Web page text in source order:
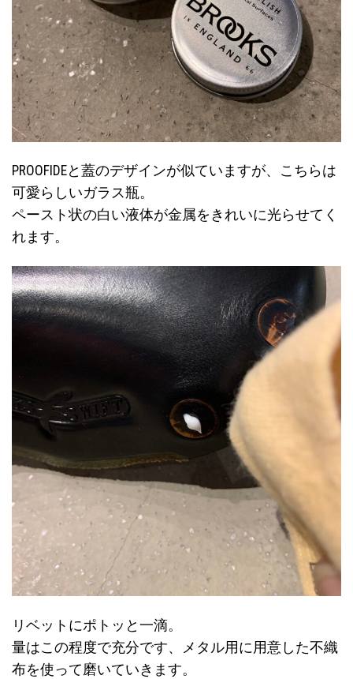
PROOFIDEと蓋のデザインが似ていますが、こちらは
可愛らしいガラス瓶。
ペースト状の白い液体が金属をきれいに光らせてく
れます。
リベットにポトッと一滴。
量はこの程度で充分です、メタル用に用意した不織
布を使って磨いていきます。